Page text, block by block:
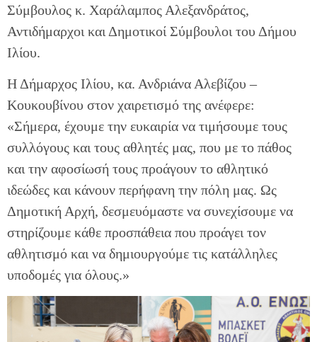
Σύμβουλος κ. Χαράλαμπος Αλεξανδράτος,
Αντιδήμαρχοι και Δημοτικοί Σύμβουλοι του Δήμου
Ιλίου.
Η Δήμαρχος Ιλίου, κα. Ανδριάνα Αλεβίζου –
Κουκουβίνου στον χαιρετισμό της ανέφερε:
«Σήμερα, έχουμε την ευκαιρία να τιμήσουμε τους
συλλόγους και τους αθλητές μας, που με το πάθος
και την αφοσίωσή τους προάγουν το αθλητικό
ιδεώδες και κάνουν περήφανη την πόλη μας. Ως
Δημοτική Αρχή, δεσμευόμαστε να συνεχίσουμε να
στηρίζουμε κάθε προσπάθεια που προάγει τον
αθλητισμό και να δημιουργούμε τις κατάλληλες
υποδομές για όλους.»